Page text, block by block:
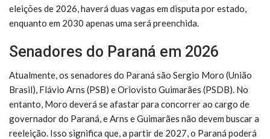
eleições de 2026, haverá duas vagas em disputa por estado,
enquanto em 2030 apenas uma será preenchida.
Senadores do Paraná em 2026
Atualmente, os senadores do Paraná são Sergio Moro (União
Brasil), Flávio Arns (PSB) e Oriovisto Guimarães (PSDB). No
entanto, Moro deverá se afastar para concorrer ao cargo de
governador do Paraná, e Arns e Guimarães não devem buscar a
reeleição. Isso significa que, a partir de 2027, o Paraná poderá